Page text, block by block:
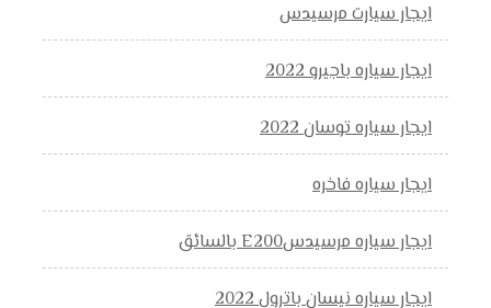
ايجار سيارت مرسيدس
ايجار سياره باجيرو 2022
ايجار سياره توسان 2022
ايجار سياره فاخره
ايجار سياره مرسيدسE200 بالسائق
ايجار سياره نيسان باترول 2022